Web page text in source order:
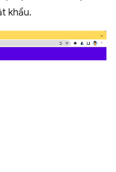
khẩu.